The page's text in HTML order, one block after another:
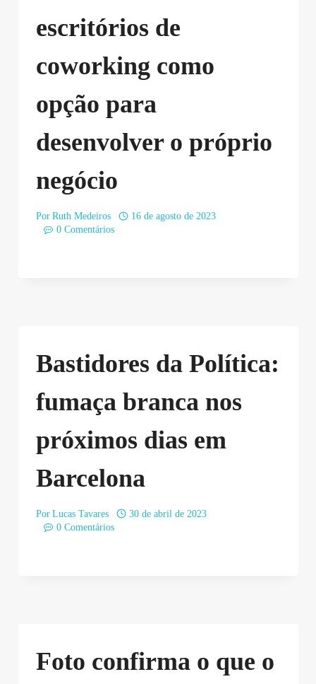
escritórios de
coworking como
opção para
desenvolver o próprio
negócio
Por Ruth Medeiros
16 de agosto de 2023
0 Comentários
Bastidores da Política:
fumaça branca nos
próximos dias em
Barcelona
Por Lucas Tavares
30 de abril de 2023
0 Comentários
Foto confirma o que o